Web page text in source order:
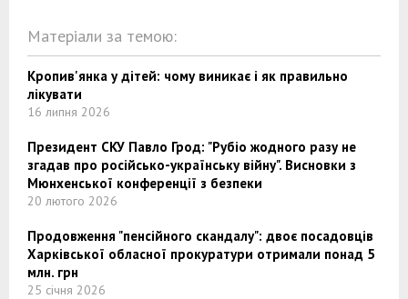
Матеріали за темою:
Кропив'янка у дітей: чому виникає і як правильно
лікувати
16 липня 2026
Президент СКУ Павло Грод: "Рубіо жодного разу не
згадав про російсько-українську війну". Висновки з
Мюнхенської конференції з безпеки
20 лютого 2026
Продовження "пенсійного скандалу": двоє посадовців
Харківської обласної прокуратури отримали понад 5
млн. грн
25 січня 2026